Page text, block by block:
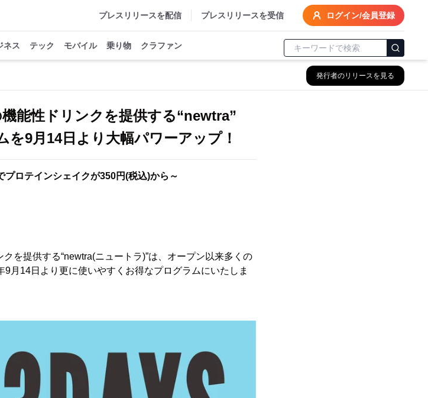
プレスリリースを配信 プレスリリースを受信 ログイン/会員登録
ネス テック モバイル 乗り物 クラファン
発行者のリリースを見る
能性ドリンクを提供する“newtra”
を9月14日より大幅パワーアップ！
プロテインシェイクが350円(税込)から～
を提供する“newtra(ニュートラ)”は、オープン以来多くの
月14日より更に使いやすくお得なプログラムにいたしま